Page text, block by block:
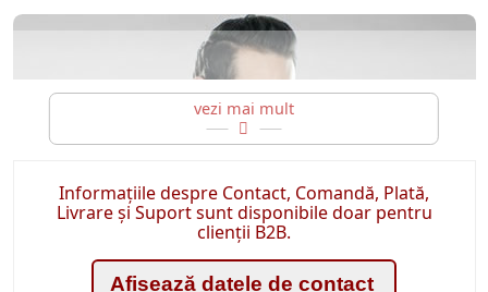
Vesta de lucru pentru barbati Vision
Protectie optima pe santier sau la munca
Informațiile despre Contact, Comandă, Plată,
Livrare și Suport sunt disponibile doar pentru
clienții B2B.
Afișează datele de contact